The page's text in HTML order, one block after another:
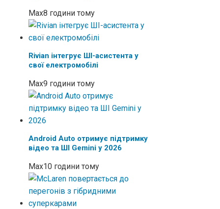
Max8 години тому
Rivian інтегрує ШІ-асистента у
свої електромобілі
Max9 години тому
Android Auto отримує підтримку
відео та ШІ Gemini у 2026
Max10 години тому